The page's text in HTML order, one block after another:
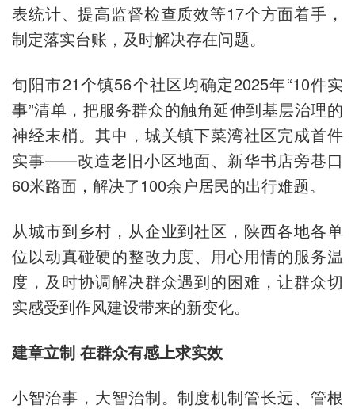
表统计、提高监督检查质效等17个方面着手，
制定落实台账，及时解决存在问题。
旬阳市21个镇56个社区均确定2025年“10件实
事”清单，把服务群众的触角延伸到基层治理的
神经末梢。其中，城关镇下菜湾社区完成首件
实事——改造老旧小区地面、新华书店旁巷口
60米路面，解决了100余户居民的出行难题。
从城市到乡村，从企业到社区，陕西各地各单
位以动真碰硬的整改力度、用心用情的服务温
度，及时协调解决群众遇到的困难，让群众切
实感受到作风建设带来的新变化。
建章立制 在群众有感上求实效
小智治事，大智治制。制度机制管长远、管根